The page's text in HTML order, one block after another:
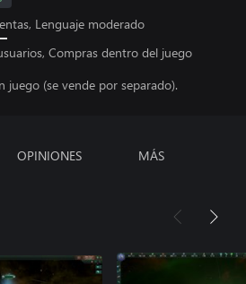
Lenguaje moderado
Compras dentro del juego
juego (se vende por separado).
OPINIONES MÁS